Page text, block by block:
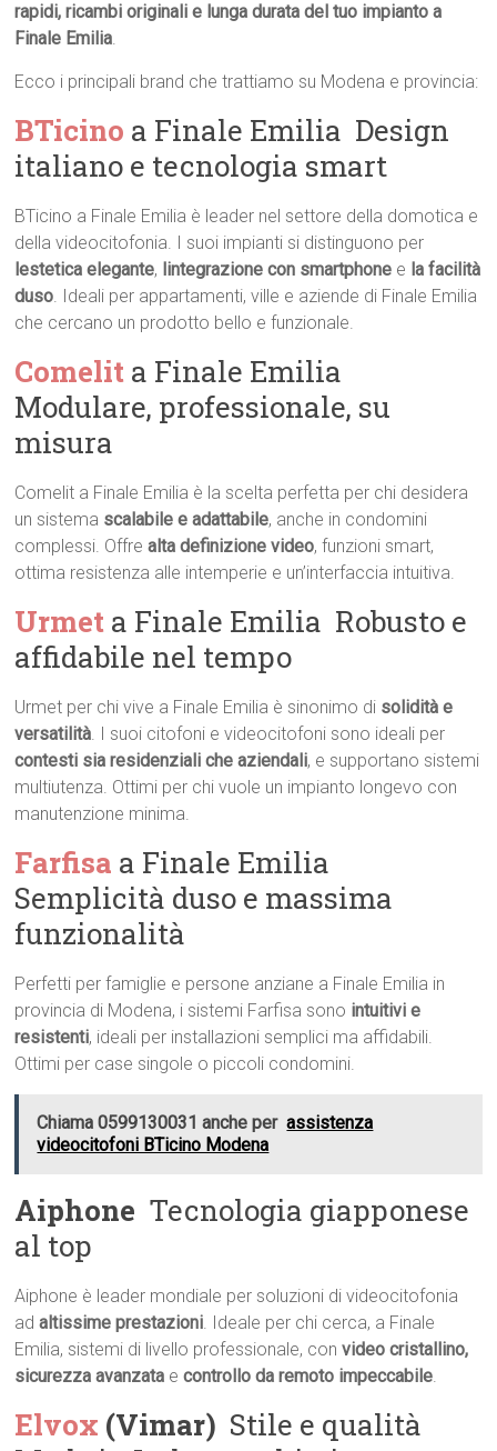
rapidi, ricambi originali e lunga durata del tuo impianto a
Finale Emilia.
Ecco i principali brand che trattiamo su Modena e provincia:
BTicino a Finale Emilia  Design
italiano e tecnologia smart
BTicino a Finale Emilia è leader nel settore della domotica e
della videocitofonia. I suoi impianti si distinguono per
lestetica elegante, lintegrazione con smartphone e la facilità
duso. Ideali per appartamenti, ville e aziende di Finale Emilia
che cercano un prodotto bello e funzionale.
Comelit a Finale Emilia 
Modulare, professionale, su
misura
Comelit a Finale Emilia è la scelta perfetta per chi desidera
un sistema scalabile e adattabile, anche in condomini
complessi. Offrealta definizione video, funzioni smart,
ottima resistenza alle intemperie e un’interfaccia intuitiva.
Urmet a Finale Emilia  Robusto e
affidabile nel tempo
Urmet per chi vive a Finale Emilia è sinonimo di solidità e
versatilità. I suoi citofoni e videocitofoni sono ideali per
contesti sia residenziali che aziendali, e supportano sistemi
multiutenza. Ottimi per chi vuole un impianto longevo con
manutenzione minima.
Farfisa a Finale Emilia 
Semplicità duso e massima
funzionalità
Perfetti per famiglie e persone anziane a Finale Emilia in
provincia di Modena, i sistemi Farfisa sono intuitivi e
resistenti, ideali per installazioni semplici ma affidabili.
Ottimi per case singole o piccoli condomini.
Chiama 0599130031 anche per assistenza
videocitofoni BTicino Modena
Aiphone  Tecnologia giapponese
al top
Aiphone è leader mondiale per soluzioni di videocitofonia
adaltissime prestazioni. Ideale per chi cerca, a Finale
Emilia, sistemi di livello professionale, convideo cristallino,
sicurezza avanzata econtrollo da remoto impeccabile.
Elvox (Vimar)  Stile e qualità